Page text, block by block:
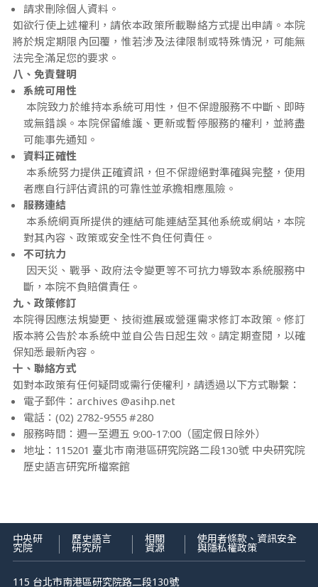
請求刪除個人資料。
如欲行使上述權利，請依本政策所載聯絡方式提出申請。本院
將於規定期限內回覆，惟若涉及法律限制或特殊情況，可能無
法完全滿足您的要求。
八、免責聲明
系統可用性
本院致力於維持本系統可用性，但不保證服務不中斷、即時
或無錯誤。本院保留維護、更新或暫停服務的權利，並將盡
可能事先通知。
資料正確性
本系統努力提供正確資訊，但不保證絕對準確與完整，使用
者應自行評估資訊的可靠性並承擔相應風險。
服務連結
本系統網頁所提供的連結可能連結至其他系統或網站，本院
對其內容、政策或安全性不負任何責任。
不可抗力
因天災、戰爭、政府法令變更等不可抗力導致本系統服務中
斷，本院不負賠償責任。
九、政策修訂
本院得因應法規變更、技術進展或營運需求修訂本政策。修訂
版本將公告於本系統中並自公告日起生效。請定期查閱，以確
保知悉最新內容。
十、聯絡方式
如對本政策有任何疑問或需行使權利，請透過以下方式聯繫：
電子郵件：archives @asihp.net
電話：(02) 2782-9555 #280
服務時間：週一至週五 9:00-17:00（國定假日除外）
地址：115201 臺北市南港區研究院路二段130號 中央研究院
歷史語言研究所檔案館
中央研
究院
歷史語言
研究所
相關
資源
使用者條款、資訊安全
與隱私權政策
115 台北市南港區研究院路二段130號